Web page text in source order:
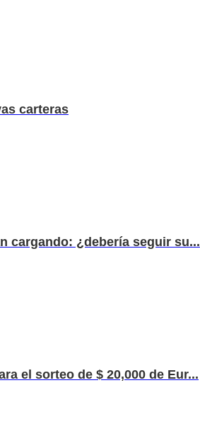
carteras
cargando: ¿debería seguir su...
el sorteo de $ 20,000 de Eur...